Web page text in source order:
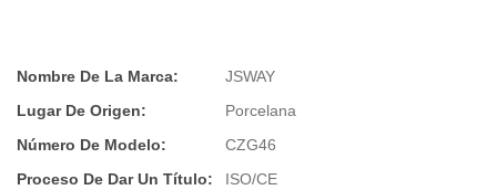
Nombre De La Marca:
JSWAY
Lugar De Origen:
Porcelana
Número De Modelo:
CZG46
Proceso De Dar Un Título:
ISO/CE